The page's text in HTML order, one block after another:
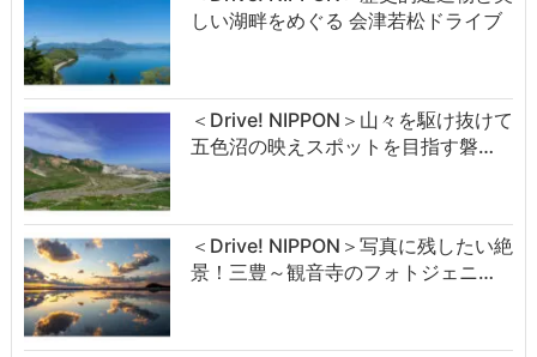
しい湖畔をめぐる 会津若松ドライブ
＜Drive! NIPPON＞山々を駆け抜けて
五色沼の映えスポットを目指す磐…
＜Drive! NIPPON＞写真に残したい絶
景！三豊～観音寺のフォトジェニ…